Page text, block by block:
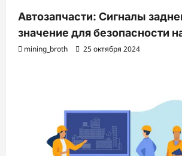
Автозапчасти: Сигналы
значение для безопасности
mining_broth 25 октября 2024